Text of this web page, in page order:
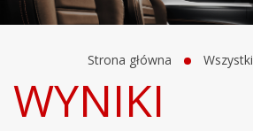
Strona główna
WYNIKI